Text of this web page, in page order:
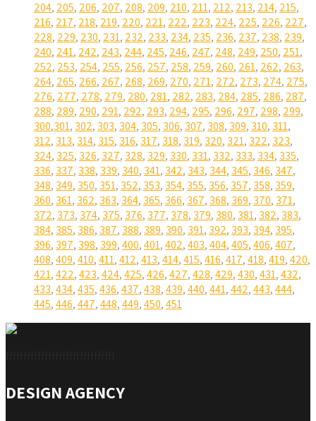
204, 205, 206, 207, 208, 209, 210, 211, 212, 213, 214, 215,
216, 217, 218, 219, 220, 221, 222, 223, 224, 225, 226, 227,
228, 229, 230, 231, 232, 233, 234, 235, 236, 237, 238, 239,
240, 241, 242, 243, 244, 245, 246, 247, 248, 249, 250, 251,
252, 253, 254, 255, 256, 257, 258, 259, 260, 261, 262, 263,
264, 265, 266, 267, 268, 269, 270, 271, 272, 273, 274, 275,
276, 277, 278, 279, 280, 281, 282, 283, 284, 285, 286, 287,
288, 289, 290, 291, 292, 293, 294, 295, 296, 297, 298, 299,
300,301, 302, 303, 304, 305, 306, 307, 308, 309, 310, 311,
312, 313, 314, 315, 316, 317, 318, 319, 320, 321, 322, 323,
324, 325, 326, 327, 328, 329, 330, 331, 332, 333, 334, 335,
336, 337, 338, 339, 340, 341, 342, 343, 344, 345, 346, 347,
348, 349, 350, 351, 352, 353, 354, 355, 356, 357, 358, 359,
360, 361, 362, 363, 364, 365, 366, 367, 368, 369, 370, 371,
372, 373, 374, 375, 376, 377, 378, 379, 380, 381, 382, 383,
384, 385, 386, 387, 388, 389, 390, 391, 392, 393, 394, 395,
396, 397, 398, 399,400,401,402,403,404,405,406,407,
408,409,410,411,412,413,414,415,416,417,418,419,420,
421,422,423,424,425,426,427,428,429,430,431,432,
433,434,435,436,437,438,439,440,441,442,443,444,
445,446,447,448,449,450,451
DESIGN AGENCY